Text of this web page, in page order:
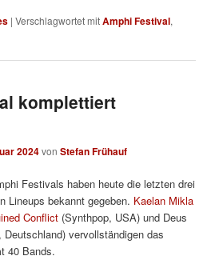
|Verschlagwortet mitAmphi Festival,
komplettiert
2024vonStefan Frühauf
Festivals haben heute die letzten drei
Lineups bekannt gegeben. Kaelan Mikla
Conflict (Synthpop, USA) und Deus
vervollständigen das
40 Bands.